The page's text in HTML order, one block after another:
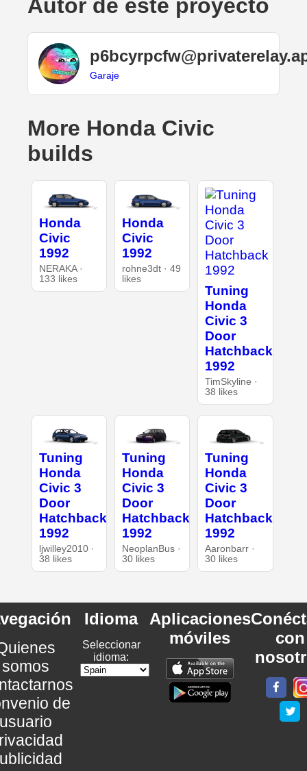
Autor de este proyecto
Garaje
More Honda Civic
builds
Honda
Civic
1992
NERAKA ·
133 likes
Honda
Civic
1992
rohne3dt · 49
likes
Tuning
Honda
Civic 3
Door
Hatchback
1992
TimSkyline ·
38 likes
Tuning
Honda
Civic 3
Door
Hatchback
1992
ljwilley2010 ·
38 likes
Tuning
Honda
Civic 3
Door
Hatchback
1992
NeoplanBus ·
30 likes
Tuning
Honda
Civic 3
Door
Hatchback
1992
Aaronbarr ·
30 likes
somos
de
Idioma
Seleccionar
idioma:
Aplicaciones
móviles
con